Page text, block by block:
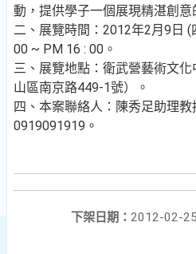
動，提供學子一個展現精湛創意
二、展覽時間：2012年2月9日 (
00 ~ PM 16 : 00。
三、展覽地點：衛武營藝術文
山區南京路449-1號）。
四、本案聯絡人：陳秀足助理教
0919091919。
下架日期： 2012-02-25